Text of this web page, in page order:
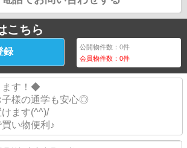
こちら
録 公開物件数：0件
会員物件数：0件
ます！◆
様の通学も安心◎
ます(^^)/
い物便利♪